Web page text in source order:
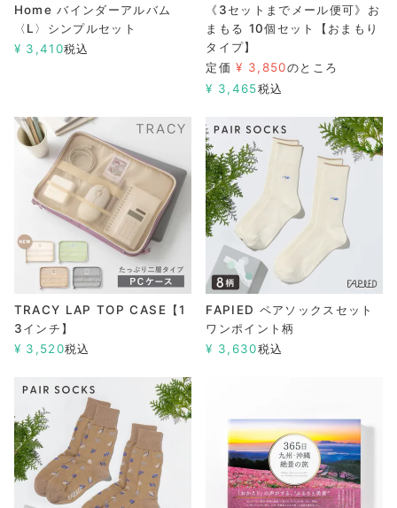
Home バインダーアルバム
〈L〉シンプルセット
¥ 3,410税込
《3セットまでメール便可》お
まもる 10個セット【おまもり
タイプ】
定価 ¥ 3,850のところ
¥ 3,465税込
TRACY LAP TOP CASE【1
3インチ】
¥ 3,520税込
FAPIED ペアソックスセット
ワンポイント柄
¥ 3,630税込